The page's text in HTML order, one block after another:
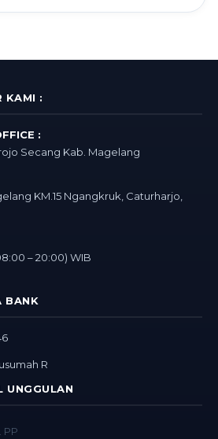
KAMI :
:
Secang Kab. Magelang
KM.15 Ngangkruk, Caturharjo,
– 20:00) WIB
BANK
R
UNGGULAN
. PP